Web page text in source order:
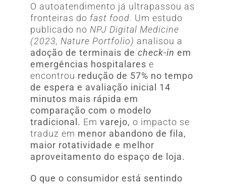
O autoatendimento já ultrapassou as
fronteiras do fast food. Um estudo
publicado no NPJ Digital Medicine
(2023, Nature Portfolio) analisou a
adoção de terminais de check-in em
emergências hospitalares e
encontrou redução de 57% no tempo
de espera e avaliação inicial 14
minutos mais rápida em
comparação com o modelo
tradicional. Em varejo, o impacto se
traduz em menor abandono de fila,
maior rotatividade e melhor
aproveitamento do espaço de loja.
O que o consumidor está sentindo